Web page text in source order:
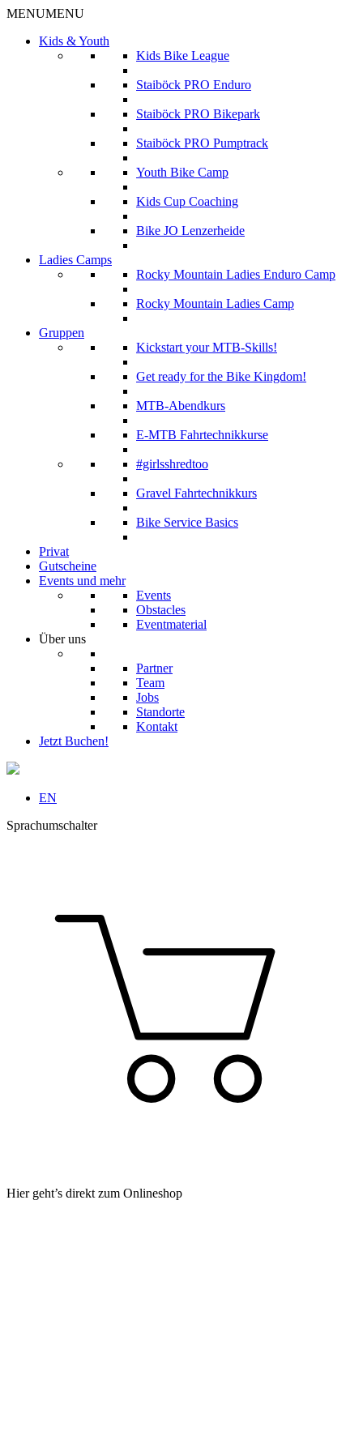
MENUMENU
Kids & Youth
Kids Bike League
Staiböck PRO Enduro
Staiböck PRO Bikepark
Staiböck PRO Pumptrack
Youth Bike Camp
Kids Cup Coaching
Bike JO Lenzerheide
Ladies Camps
Rocky Mountain Ladies Enduro Camp
Rocky Mountain Ladies Camp
Gruppen
Kickstart your MTB-Skills!
Get ready for the Bike Kingdom!
MTB-Abendkurs
E-MTB Fahrtechnikkurse
#girlsshredtoo
Gravel Fahrtechnikkurs
Bike Service Basics
Privat
Gutscheine
Events und mehr
Events
Obstacles
Eventmaterial
Über uns
Partner
Team
Jobs
Standorte
Kontakt
Jetzt Buchen!
EN
Sprachumschalter
Hier geht’s direkt zum Onlineshop